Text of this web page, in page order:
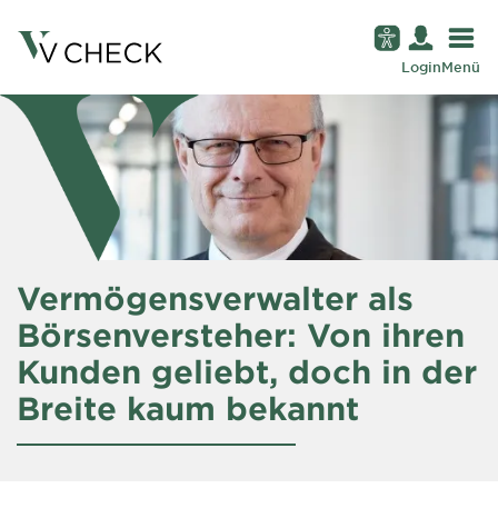
LoginMenü
Vermögensverwalter als
Börsenversteher: Von ihren
Kunden geliebt, doch in der
Breite kaum bekannt